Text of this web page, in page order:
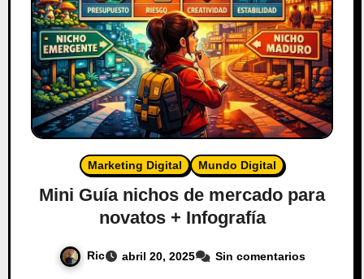
Marketing Digital Mundo Digital
Mini Guía nichos de mercado para
novatos + Infografía
Ric abril 20, 2025 Sin comentarios